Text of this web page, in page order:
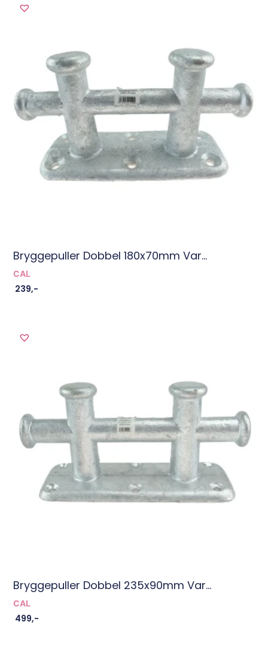
Bryggepuller Dobbel 180x70mm Var...
CAL
239,-
Bryggepuller Dobbel 235x90mm Var...
CAL
499,-